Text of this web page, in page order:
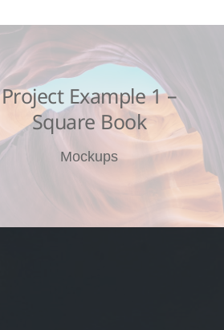
Project Example 1 –
Square Book
Mockups